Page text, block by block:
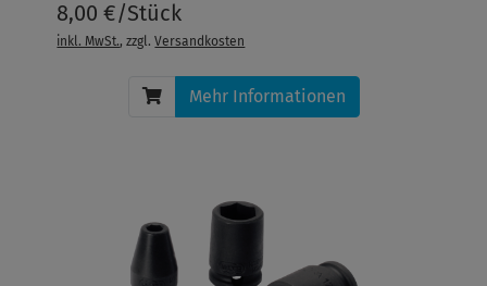
8,00 €/Stück
inkl. MwSt., zzgl.Versandkosten
Mehr Informationen